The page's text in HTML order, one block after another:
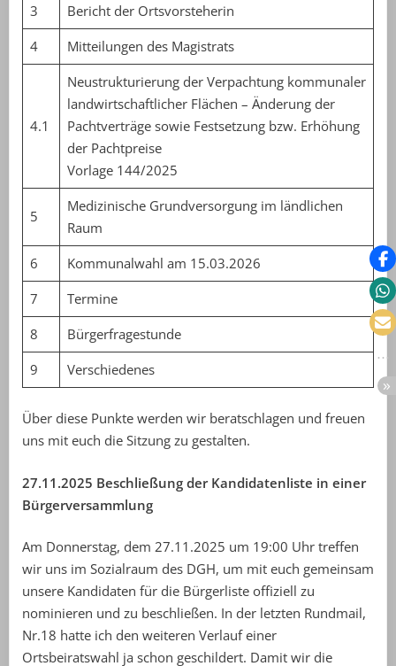
3
Bericht der Ortsvorsteherin
4
Mitteilungen des Magistrats
4.1
Neustrukturierung der Verpachtung kommunaler
landwirtschaftlicher Flächen – Änderung der
Pachtverträge sowie Festsetzung bzw. Erhöhung
der Pachtpreise
Vorlage 144/2025
5
Medizinische Grundversorgung im ländlichen
Raum
6
Kommunalwahl am 15.03.2026
7
Termine
8
Bürgerfragestunde
9
Verschiedenes
Über diese Punkte werden wir beratschlagen und freuen
uns mit euch die Sitzung zu gestalten.
27.11.2025 Beschließung der Kandidatenliste in einer
Bürgerversammlung
Am Donnerstag, dem 27.11.2025 um 19:00 Uhr treffen
wir uns im Sozialraum des DGH, um mit euch gemeinsam
unsere Kandidaten für die Bürgerliste offiziell zu
nominieren und zu beschließen. In der letzten Rundmail,
Nr.18 hatte ich den weiteren Verlauf einer
Ortsbeiratswahl ja schon geschildert. Damit wir die